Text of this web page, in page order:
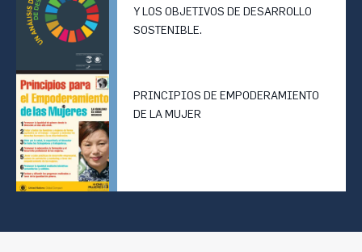
Y LOS OBJETIVOS DE DESARROLLO
SOSTENIBLE.
PRINCIPIOS DE EMPODERAMIENTO
DE LA MUJER